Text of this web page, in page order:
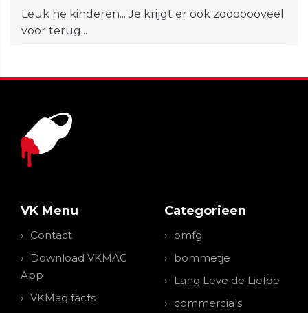
Leuk he kinderen... Je krijgt er ook zooooooveel
voor terug...
VK Menu
Contact
Download VKMAG
App
VKMag facts
Categorieen
omfg
bommetje
Lang Leve de Liefde
commercials